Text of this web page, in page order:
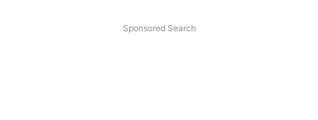
Sponsored Search